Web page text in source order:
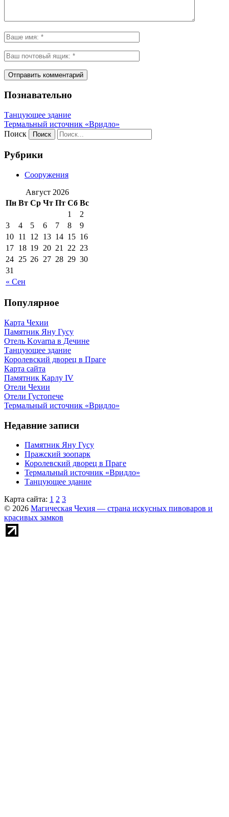
Познавательно
Танцующее здание
Термальный источник «Вридло»
Поиск
Рубрики
Сооружения
Август 2026
Пн Вт Ср Чт Пт Сб Вс
« Сен
1
2
3
4 5 6 7 8
9
10 11 12 13 14 15 16
17 18 19 20 21 22 23
24 25 26 27 28 29 30
31
Популярное
Карта Чехии
Памятник Яну Гусу
Отель Kovarna в Дечине
Танцующее здание
Королевский дворец в Праге
Карта сайта
Памятник Карлу IV
Отели Чехии
Отели Густопече
Термальный источник «Вридло»
Недавние записи
Памятник Яну Гусу
Пражский зоопарк
Королевский дворец в Праге
Термальный источник «Вридло»
Танцующее здание
Карта сайта: 1 2 3
© 2026 Магическая Чехия — страна искусных пивоваров и
красивых замков